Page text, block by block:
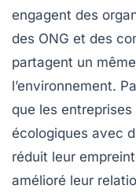
engagent des
des ONG et des
partagent un
l’environnement.
que les
écologiques avec
réduit leur
amélioré leur